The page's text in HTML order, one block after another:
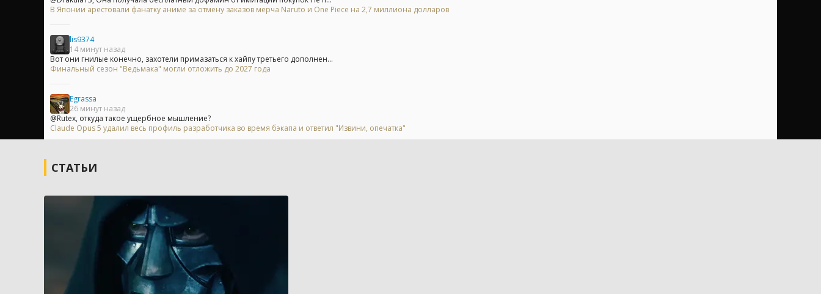
В Японии арестовали фанатку аниме за отмену заказов мерча Naruto и One Piece на 2,7 миллиона долларов
lis9374
14 минут назад
Вот они гнилые конечно, захотели примазаться к хайпу третьего дополнен...
Финальный сезон "Ведьмака" могли отложить до 2027 года
Egrassa
26 минут назад
@Rutex, откуда такое ущербное мышление?
Claude Opus 5 удалил весь профиль разработчика во время бэкапа и ответил "Извини, опечатка"
СТАТЬИ